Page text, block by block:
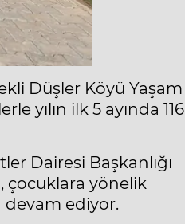
Düşler Köyü Yaşam
yılın ilk 5 ayında 116
Dairesi Başkanlığı
çocuklara yönelik
ediyor.